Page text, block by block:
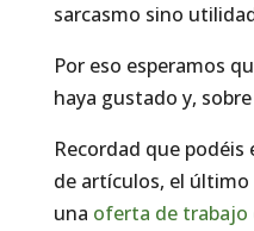
sarcasmo sino
Por eso esperamos
haya gustado y,
Recordad que
de artículos, el
una oferta de trabajo